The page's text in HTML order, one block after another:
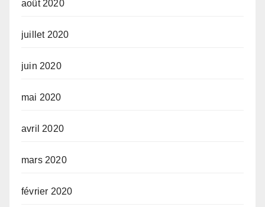
août 2020
juillet 2020
juin 2020
mai 2020
avril 2020
mars 2020
février 2020